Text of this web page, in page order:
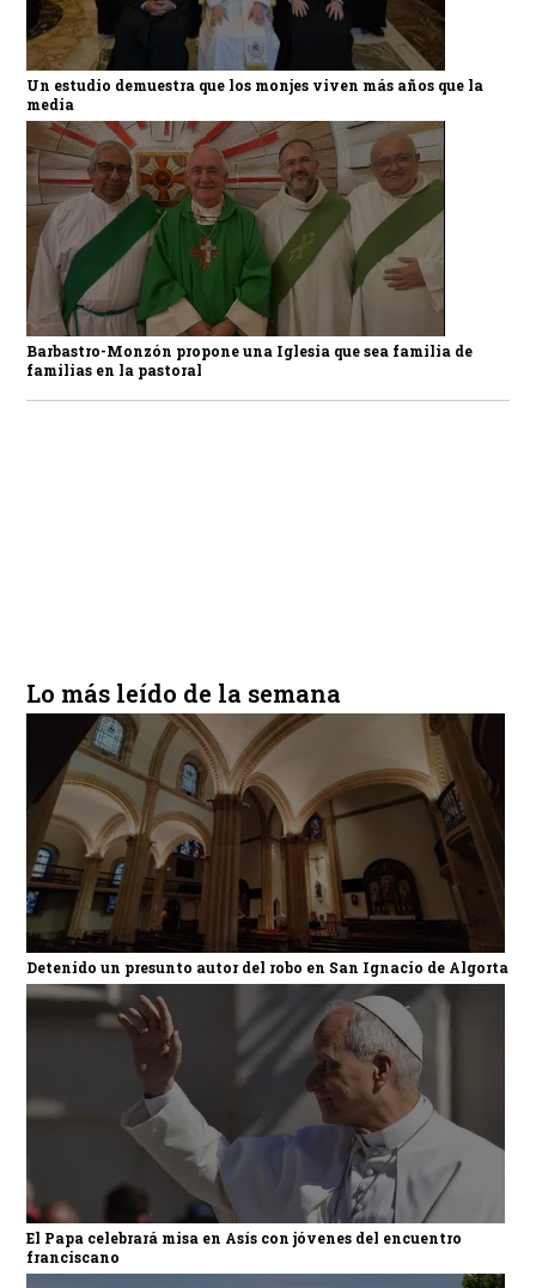
Un estudio demuestra que los monjes viven más años que la
media
Barbastro-Monzón propone una Iglesia que sea familia de
familias en la pastoral
Lo más leído de la semana
Detenido un presunto autor del robo en San Ignacio de Algorta
El Papa celebrará misa en Asís con jóvenes del encuentro
franciscano